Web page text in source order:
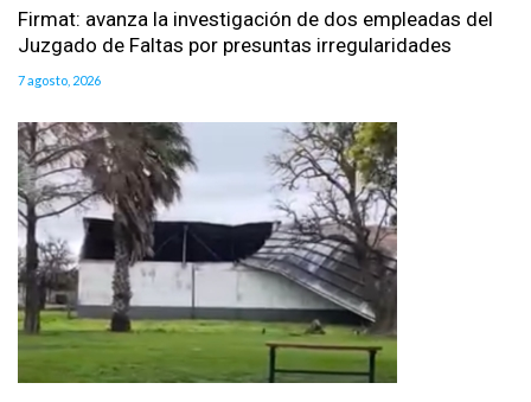
Firmat: avanza la investigación de dos empleadas del
Juzgado de Faltas por presuntas irregularidades
7 agosto, 2026